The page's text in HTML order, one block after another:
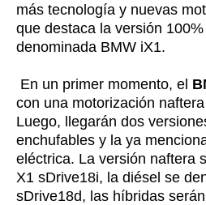
más tecnología y nuevas
que destaca la versión
denominada BMW iX1.
En un primer momento, el
con una motorización
Luego, llegarán dos
enchufables y la ya
eléctrica. La versión naftera
X1 sDrive18i, la diésel se
sDrive18d, las híbridas